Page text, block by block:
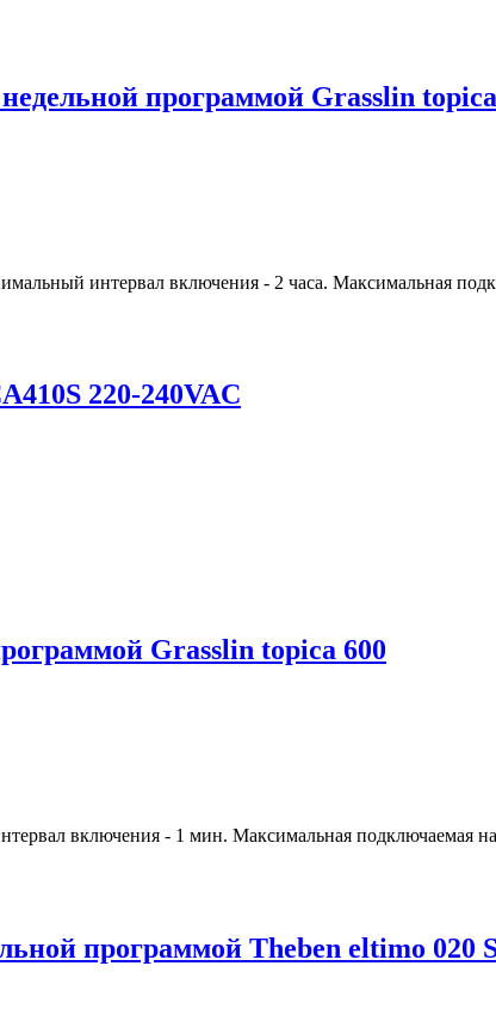
программой Grasslin
интервал включения - 2 часа. Максимальная
220-240VAC
Grasslin topica 600
включения - 1 мин. Максимальная подключаемая
программой Theben eltimo 020